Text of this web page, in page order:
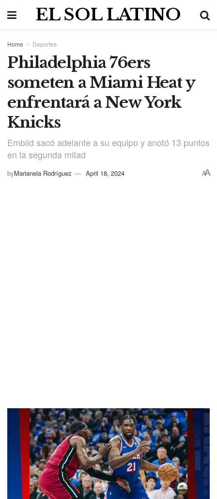
EL SOL LATINO
Home Deportes
Philadelphia 76ers
someten a Miami Heat y
enfrentará a New York
Knicks
Embiid sacó adelante a su equipo y anotó 13 puntos
en la segunda mitad
byMarianela Rodríguez April 18, 2024 AA